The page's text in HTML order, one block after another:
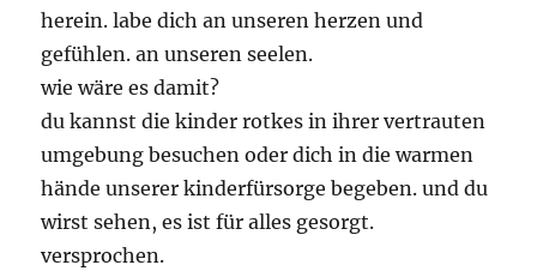
herein. labe dich an unseren herzen und
gefühlen. an unseren seelen.
wie wäre es damit?
du kannst die kinder rotkes in ihrer vertrauten
umgebung besuchen oder dich in die warmen
hände unserer kinderfürsorge begeben. und du
wirst sehen, es ist für alles gesorgt.
versprochen.